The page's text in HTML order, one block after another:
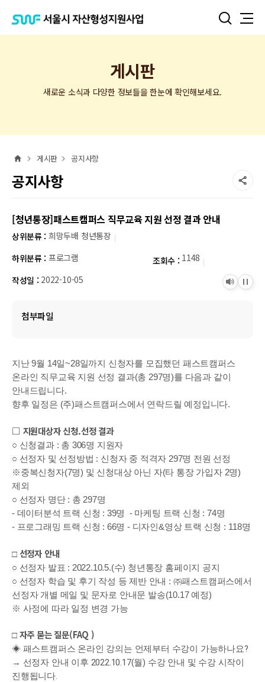
서
울
시
검
색
전
체
게시판
새로운 소식과 다양한 정보들을 한눈에 확인해보세요.
홈 게시판 공지사항
공지사항
공
[청년통장]패스트캠퍼스 직무교육 지원 선정 결과 안내
상위분류 : 희망두배 청년통장
하위분류 : 프로그램 조회수 : 1148
작성일 : 2022-10-05
듣
정
첨부파일
지난 9월 14일~28일까지 신청자를 모집했던 패스트캠퍼스
온라인 직무교육 지원 선정 결과(총 297명)를 다음과 같이
안내드립니다.
향후 일정은 (주)패스트캠퍼스에서 연락드릴 예정입니다.
□ 지원대상자 신청.선정 결과
○ 신청결과 : 총 306명 지원자
○ 선정자 및 선정방법 : 신청자 중 적격자 297명 전원 선정
※중복신청자(7명) 및 신청대상 아닌 자(타 통장 가입자 2명)
제외
○ 선정자 명단 : 총 297명
- 데이터분석 트랙 신청 : 39명
- 마케팅 트랙 신청 : 74명
- 프로그래밍 트랙 신청 : 66명 - 디자인&영상 트랙 신청 : 118명
□ 선정자 안내
○ 선정자 발표 : 2022.10.5.(수) 청년통장 홈페이지 공지
○ 선정자 학습 및 후기 작성 등 제반 안내 : ㈜패스트캠퍼스에서
선정자 개별 메일 및 문자로 안내문 발송(10.17 예정)
※ 사정에 따라 일정 변경 가능
□ 자주 묻는 질문(FAQ )
◈ 패스트캠퍼스 온라인 강의는 언제부터 수강이 가능하나요?
→ 선정자 안내 이후 2022.10.17(월) 수강 안내 및 수강 시작이
진행됩니다.